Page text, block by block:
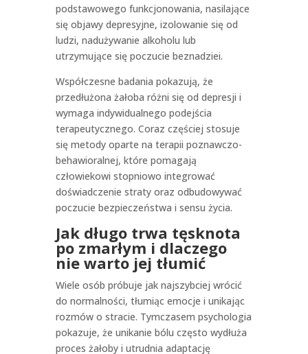
podstawowego funkcjonowania, nasilające
się objawy depresyjne, izolowanie się od
ludzi, nadużywanie alkoholu lub
utrzymujące się poczucie beznadziei.
Współczesne badania pokazują, że
przedłużona żałoba różni się od depresji i
wymaga indywidualnego podejścia
terapeutycznego. Coraz częściej stosuje
się metody oparte na terapii poznawczo-
behawioralnej, które pomagają
człowiekowi stopniowo integrować
doświadczenie straty oraz odbudowywać
poczucie bezpieczeństwa i sensu życia.
Jak długo trwa tęsknota
po zmarłym i dlaczego
nie warto jej tłumić
Wiele osób próbuje jak najszybciej wrócić
do normalności, tłumiąc emocje i unikając
rozmów o stracie. Tymczasem psychologia
pokazuje, że unikanie bólu często wydłuża
proces żałoby i utrudnia adaptację